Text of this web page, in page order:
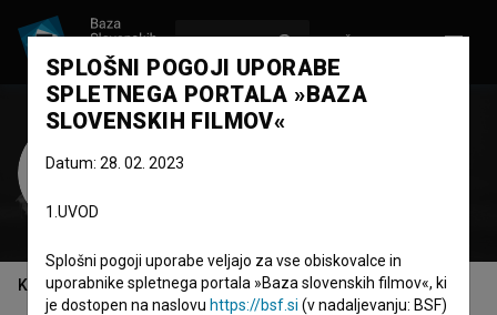
Tanja Potočnik
Kazalo
SPLOŠNI POGOJI UPORABE
SPLETNEGA PORTALA »BAZA
SLOVENSKIH FILMOV«
Datum: 28. 02. 2023
1.UVOD
Splošni pogoji uporabe veljajo za vse obiskovalce in
uporabnike spletnega portala »Baza slovenskih filmov«, ki
je dostopen na naslovu https://bsf.si (v nadaljevanju: BSF)